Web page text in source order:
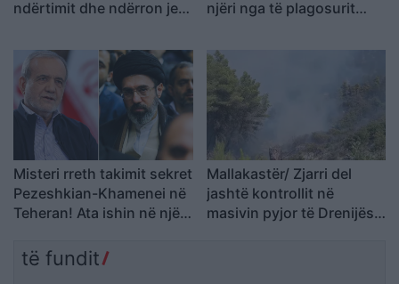
ndërtimit dhe ndërron jetë
njëri nga të plagosurit
Traumës në Tiranë
Misteri rreth takimit sekret
Pezeshkian-Khamenei në
Teheran! Ata ishin në një
duke e dëgjuar njëri-
tjetrin, por pa e parë
Mallakastër/ Zjarri del
jashtë kontrollit në
masivin pyjor të Drenijës!
të fundit